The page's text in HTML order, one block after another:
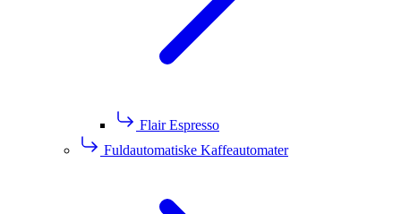
Flair Espresso
Fuldautomatiske Kaffeautomater